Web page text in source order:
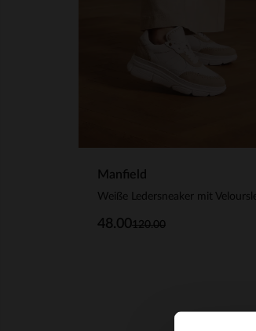
Manfield
120.00
48.00